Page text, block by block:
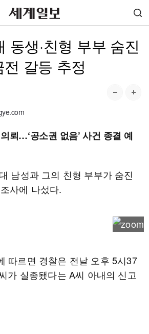
동생·친형 부부 숨진
갈등 추정
뢰…‘공소권 없음’ 사건 종결 예
남성과 그의 친형 부부가 숨진
사에 나섰다.
따르면 경찰은 전날 오후 5시37
가 실종됐다는 A씨 아내의 신고